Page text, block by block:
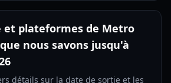
et plateformes de Metro
nous savons jusqu'à
détails sur la date de sortie et les